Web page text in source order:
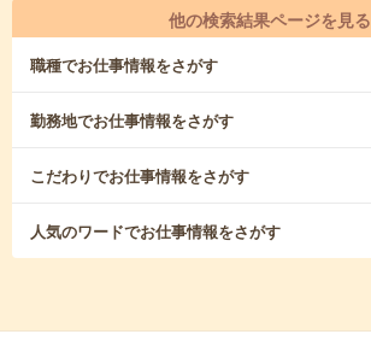
他の検索結果ページを見る
職種でお仕事情報をさがす
勤務地でお仕事情報をさがす
こだわりでお仕事情報をさがす
人気のワードでお仕事情報をさがす